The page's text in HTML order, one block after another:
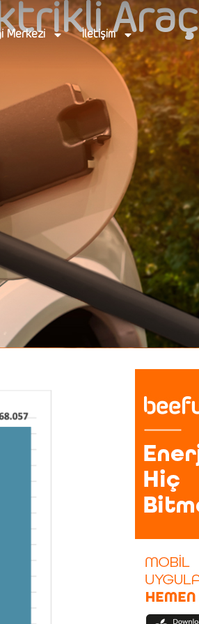
Merkezi İletişimAraç